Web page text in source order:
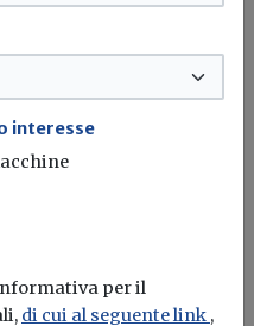
per
oggi è ancora
verde. Ma al
interesse
per il
di cui al seguente link ,